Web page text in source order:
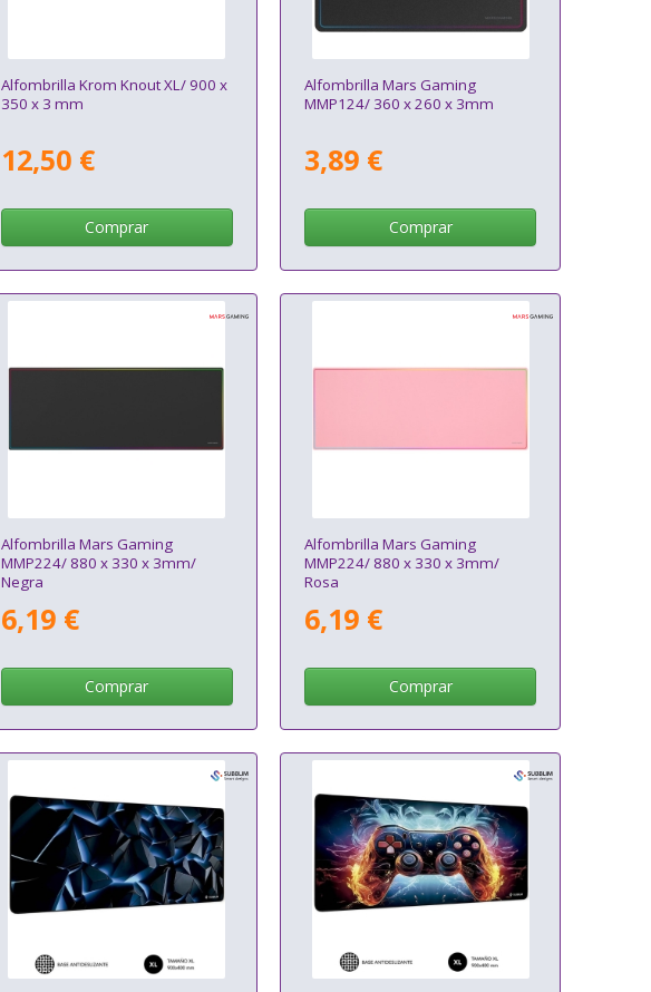
Alfombrilla Krom Knout XL/ 900 x
350 x 3 mm
12,50 €
Comprar
Alfombrilla Mars Gaming
MMP124/ 360 x 260 x 3mm
3,89 €
Comprar
Alfombrilla Mars Gaming
MMP224/ 880 x 330 x 3mm/
Negra
6,19 €
Comprar
Alfombrilla Mars Gaming
MMP224/ 880 x 330 x 3mm/
Rosa
6,19 €
Comprar